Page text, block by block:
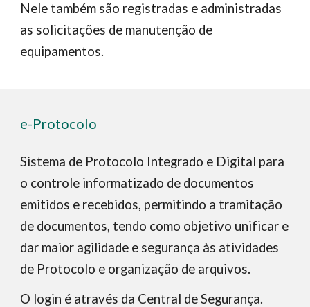
Nele também são registradas e administradas
as solicitações de manutenção de
equipamentos.
e-Protocolo
Sistema de Protocolo Integrado e Digital para
o controle informatizado de documentos
emitidos e recebidos, permitindo a tramitação
de documentos, tendo como objetivo unificar e
dar maior agilidade e segurança às atividades
de Protocolo e organização de arquivos.
O login é através da Central de Segurança.